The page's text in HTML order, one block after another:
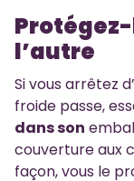
Protégez-
l’autre
Si vous arrêtez
froide passe,
dans son
couverture aux
façon, vous le